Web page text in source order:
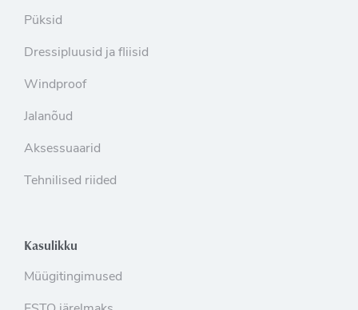
Püksid
Dressipluusid ja fliisid
Windproof
Jalanõud
Aksessuaarid
Tehnilised riided
Kasulikku
Müügitingimused